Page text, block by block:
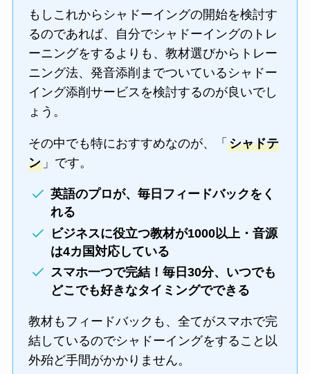
もしこれからシャドーイングの開始を検討す
るのであれば、自分でシャドーイングのトレ
ーニングをするよりも、教材選びからトレー
ニング法、発音添削までついているシャドー
イング添削サービスを検討するのが良いでし
ょう。
その中でも特におすすめなのが、「シャドテ
ン 」です。
英語のプロが、毎日フィードバックをく
れる
ビジネスに役立つ教材が1000以上・音源
は4カ国対応している
スマホ一つで完結！毎日30分、いつでも
どこでも好きなタイミングでできる
教材もフィードバックも、全てがスマホで完
結しているのでシャドーイングをすること以
外殆ど手間がかかりません。